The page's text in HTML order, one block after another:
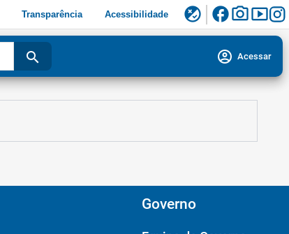
Transparência Acessibilidade flaky facebookphoto_camerasmart_display
search account_circle Acessar
Governo